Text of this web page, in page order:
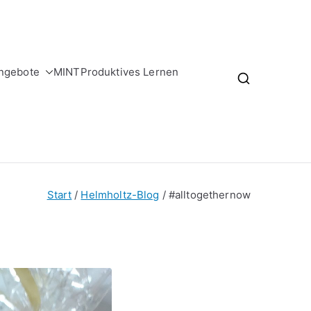
MINTProduktives Lernen
Start Helmholtz-Blog #alltogethernow